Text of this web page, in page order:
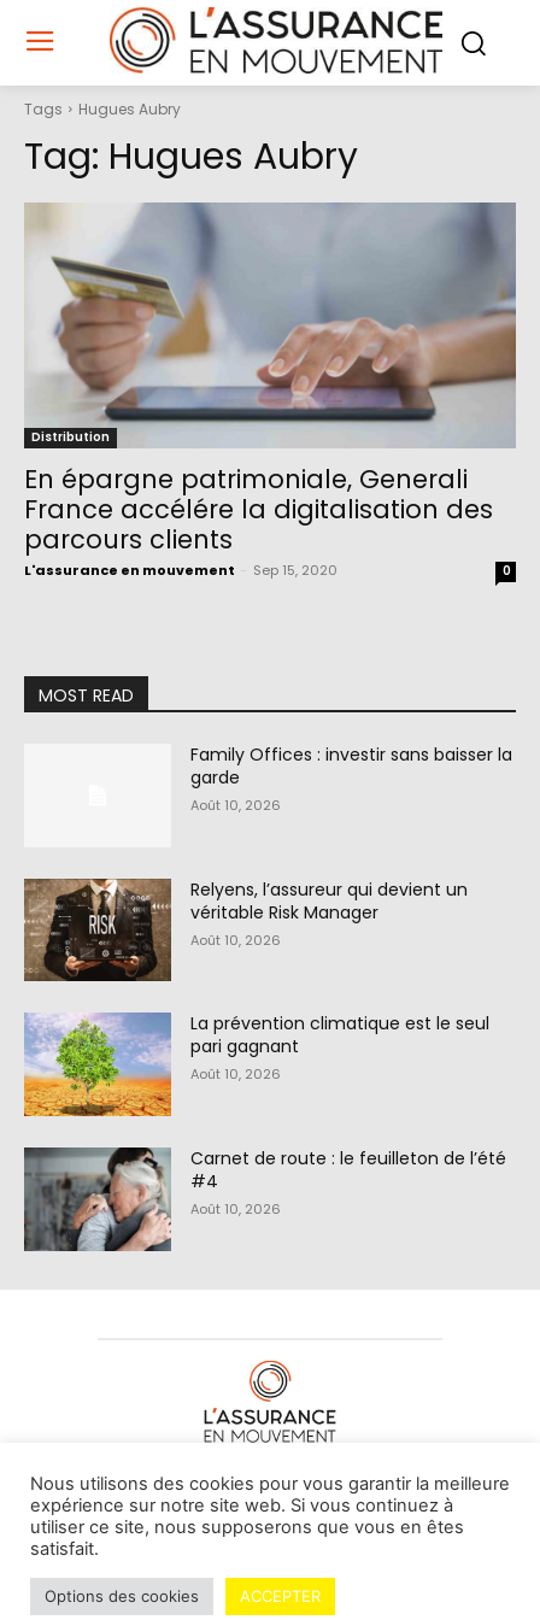
Tags Hugues Aubry
Tag: Hugues Aubry
Distribution
En épargne patrimoniale, Generali
France accélére la digitalisation des
parcours clients
L'assurance en mouvement Sep 15, 2020 0
MOST READ
Family Offices : investir sans baisser la
garde
Août 10, 2026
Relyens, l’assureur qui devient un
véritable Risk Manager
Août 10, 2026
La prévention climatique est le seul
pari gagnant
Août 10, 2026
Carnet de route : le feuilleton de l’été
#4
Août 10, 2026
À PROPOS DE NOUS•CONTACT
© L'assurance en mouvement -By Vovoxx Média
Nous utilisons des cookies pour vous garantir la meilleure
expérience sur notre site web. Si vous continuez à
utiliser ce site, nous supposerons que vous en êtes
satisfait.
Options des cookies ACCEPTER